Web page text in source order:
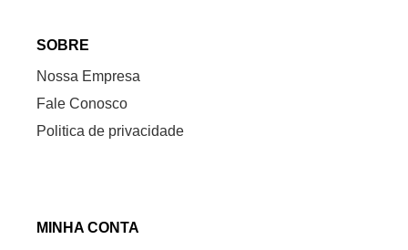
SOBRE
Nossa Empresa
Fale Conosco
Politica de privacidade
MINHA CONTA